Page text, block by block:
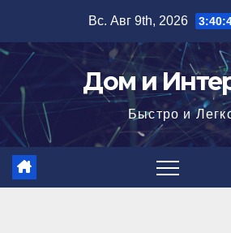
содержимому
Вс. Авг 9th, 2026
Дом и
Быстро и